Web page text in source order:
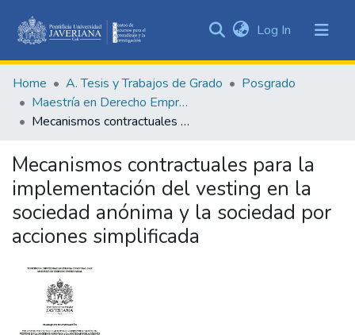
&
Collections
Statistics
Log In (current)
Home A. Tesis y Trabajos de Grado
Posgrado
Maestría en Derecho Empresarial
Mecanismos contractuales para la implementación del vesting en la sociedad anónima y la sociedad por acciones simplificada
Mecanismos contractuales para la
implementación del vesting en la
sociedad anónima y la sociedad por
acciones simplificada